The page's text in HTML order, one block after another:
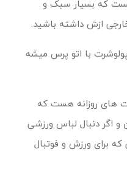
که بسیار سبک و
ازش داشته باشید.
پولوشرت با اتو پرس میشه
های روزانه هست که
اگر دنبال لباس ورزشی
که برای ورزش و فوتبال